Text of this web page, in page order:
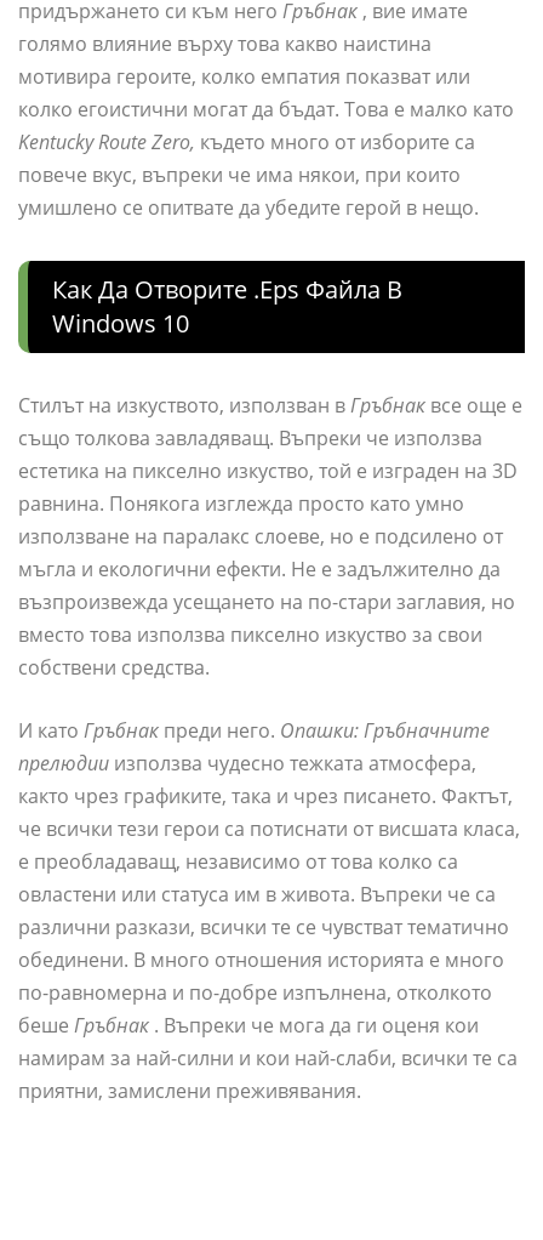
придържането си към него Гръбнак , вие имате
голямо влияние върху това какво наистина
мотивира героите, колко емпатия показват или
колко егоистични могат да бъдат. Това е малко като
Kentucky Route Zero, където много от изборите са
повече вкус, въпреки че има някои, при които
умишлено се опитвате да убедите герой в нещо.
Как Да Отворите .eps Файла В
Windows 10
Стилът на изкуството, използван вГръбнак все още е
също толкова завладяващ. Въпреки че използва
естетика на пикселно изкуство, той е изграден на 3D
равнина. Понякога изглежда просто като умно
използване на паралакс слоеве, но е подсилено от
мъгла и екологични ефекти. Не е задължително да
възпроизвежда усещането на по-стари заглавия, но
вместо това използва пикселно изкуство за свои
собствени средства.
И като Гръбнак преди него. Опашки: Гръбначните
прелюдии използва чудесно тежката атмосфера,
както чрез графиките, така и чрез писането. Фактът,
че всички тези герои са потиснати от висшата класа,
е преобладаващ, независимо от това колко са
овластени или статуса им в живота. Въпреки че са
различни разкази, всички те се чувстват тематично
обединени. В много отношения историята е много
по-равномерна и по-добре изпълнена, отколкото
беше Гръбнак . Въпреки че мога да ги оценя кои
намирам за най-силни и кои най-слаби, всички те са
приятни, замислени преживявания.